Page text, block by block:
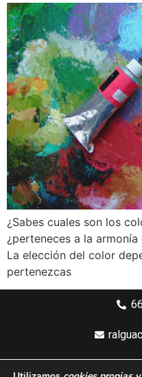
¿Sabes cuales son los
¿perteneces a la
La elección del color
pertenezcas